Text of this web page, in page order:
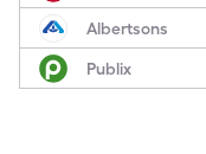
Albertsons
Publix